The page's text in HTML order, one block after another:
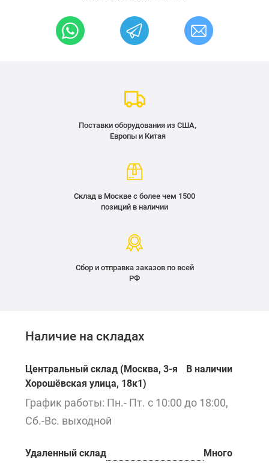
Поставки оборудования из США,
Европы и Китая
Склад в Москве с более чем 1500
позиций в наличии
Сбор и отправка заказов по всей
РФ
Наличие на складах
Центральный склад (Москва, 3-я
Хорошёвская улица, 18к1)
В наличии
График работы: Пн.- Пт. с 10:00 до 18:00,
Сб.-Вс. выходной
Удаленный склад Много